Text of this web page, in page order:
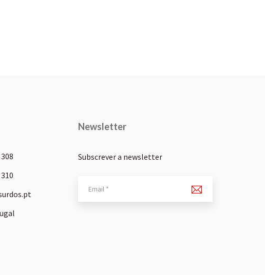
Newsletter
Subscrever a newsletter